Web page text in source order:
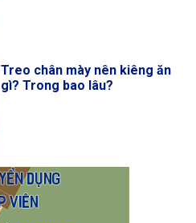
Treo chân mày nên kiêng ăn
gì? Trong bao lâu?